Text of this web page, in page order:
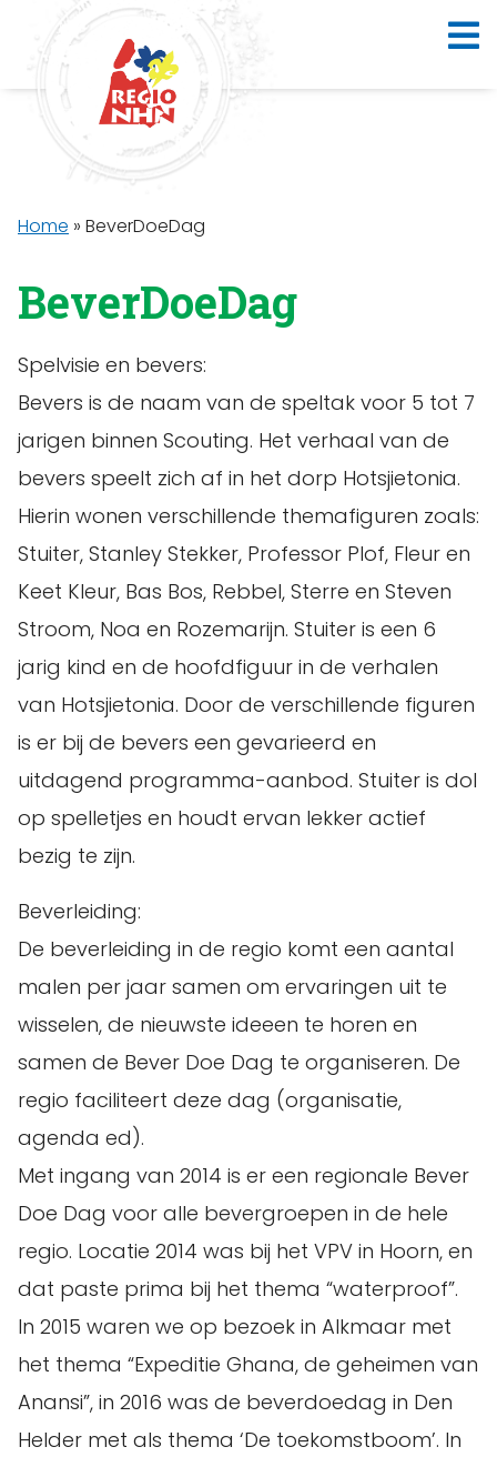
Home » BeverDoeDag
BeverDoeDag
Spelvisie en bevers:
Bevers is de naam van de speltak voor 5 tot 7
jarigen binnen Scouting. Het verhaal van de
bevers speelt zich af in het dorp Hotsjietonia.
Hierin wonen verschillende themafiguren zoals:
Stuiter, Stanley Stekker, Professor Plof, Fleur en
Keet Kleur, Bas Bos, Rebbel, Sterre en Steven
Stroom, Noa en Rozemarijn. Stuiter is een 6
jarig kind en de hoofdfiguur in de verhalen
van Hotsjietonia. Door de verschillende figuren
is er bij de bevers een gevarieerd en
uitdagend programma-aanbod. Stuiter is dol
op spelletjes en houdt ervan lekker actief
bezig te zijn.
Beverleiding:
De beverleiding in de regio komt een aantal
malen per jaar samen om ervaringen uit te
wisselen, de nieuwste ideeen te horen en
samen de Bever Doe Dag te organiseren. De
regio faciliteert deze dag (organisatie,
agenda ed).
Met ingang van 2014 is er een regionale Bever
Doe Dag voor alle bevergroepen in de hele
regio. Locatie 2014 was bij het VPV in Hoorn, en
dat paste prima bij het thema “waterproof”.
In 2015 waren we op bezoek in Alkmaar met
het thema “Expeditie Ghana, de geheimen van
Anansi”, in 2016 was de beverdoedag in Den
Helder met als thema ‘De toekomstboom’. In